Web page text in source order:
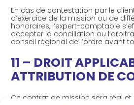
En cas de contestation par le
d’exercice de la mission ou de
honoraires, l’expert-comptable
accepter la conciliation ou
conseil régional de l’ordre avant
11 – DROIT
ATTRIBUTION DE
Ce contrat de mission sera régi et